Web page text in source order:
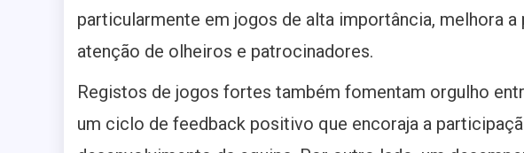
particularmente em jogos de alta importância, melhora
atenção de olheiros e patrocinadores.
Registos de jogos fortes também fomentam orgulho
um ciclo de feedback positivo que encoraja a